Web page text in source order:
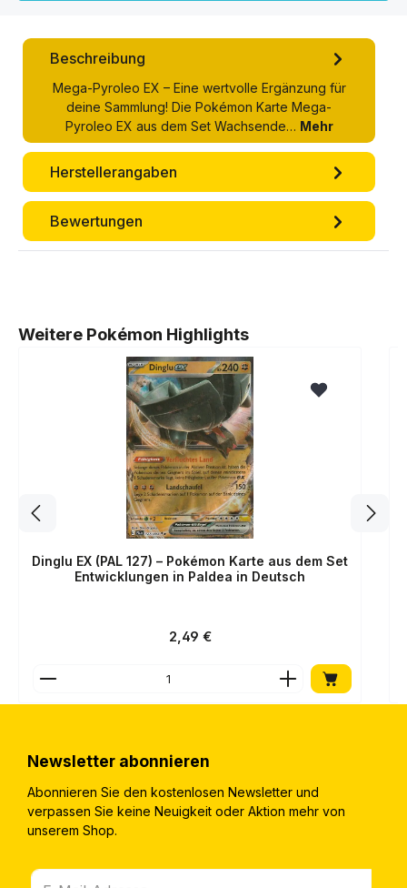
Beschreibung
Mega-Pyroleo EX – Eine wertvolle Ergänzung für
deine Sammlung! Die Pokémon Karte Mega-
Pyroleo EX aus dem Set Wachsende… Mehr
Herstellerangaben
Bewertungen
Produktgalerie überspringen
Weitere Pokémon Highlights
Dinglu EX (PAL 127) – Pokémon Karte aus dem Set
Entwicklungen in Paldea in Deutsch
Regulärer Preis:
2,49 €
Produkt Anzahl: Gib den gewünschten Wert
Newsletter abonnieren
Abonnieren Sie den kostenlosen Newsletter und
verpassen Sie keine Neuigkeit oder Aktion mehr von
unserem Shop.